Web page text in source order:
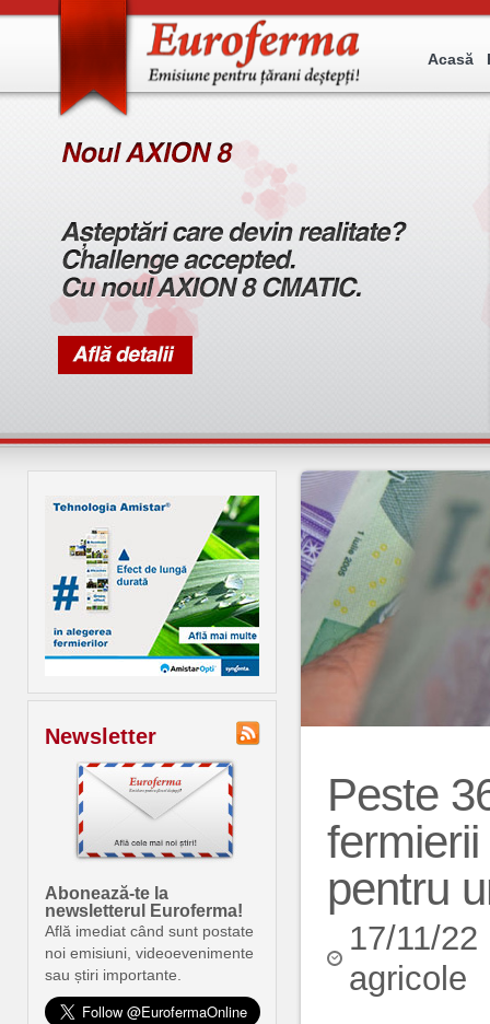
Acasă
Newsletter
Abonează-te la
newsletterul Euroferma!
Află imediat când sunt postate
noi emisiuni, videoevenimente
sau știri importante.
Peste
pentru
17/11/
agricole